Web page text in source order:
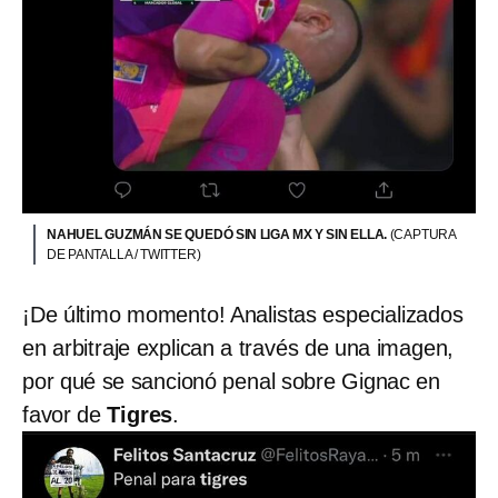
NAHUEL GUZMÁN SE QUEDÓ SIN LIGA MX Y SIN ELLA. (CAPTURA
DE PANTALLA / TWITTER)
¡De último momento! Analistas especializados
en arbitraje explican a través de una imagen,
por qué se sancionó penal sobre Gignac en
favor deTigres.